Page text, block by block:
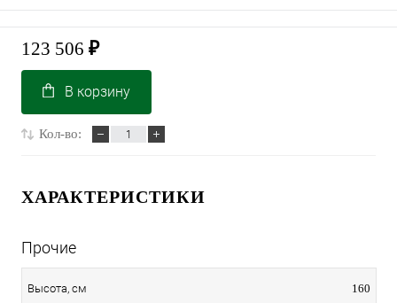
123 506 ₽
В корзину
Кол-во:
ХАРАКТЕРИСТИКИ
Прочие
Высота, см 160